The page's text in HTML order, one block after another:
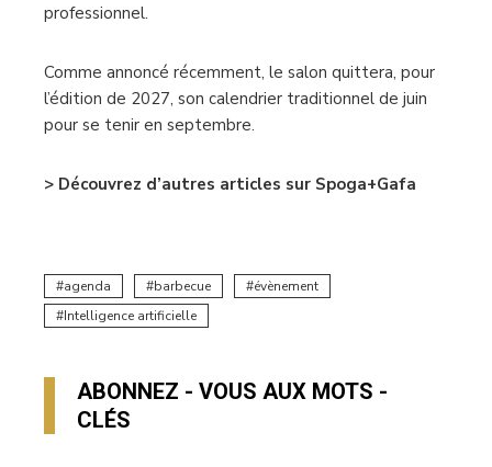
professionnel.
Comme annoncé récemment, le salon quittera, pour
l’édition de 2027, son calendrier traditionnel de juin
pour se tenir en septembre.
> Découvrez d’autres articles sur Spoga+Gafa
agenda barbecue
évènement
Intelligence artificielle
ABONNEZ - VOUS AUX MOTS -
CLÉS